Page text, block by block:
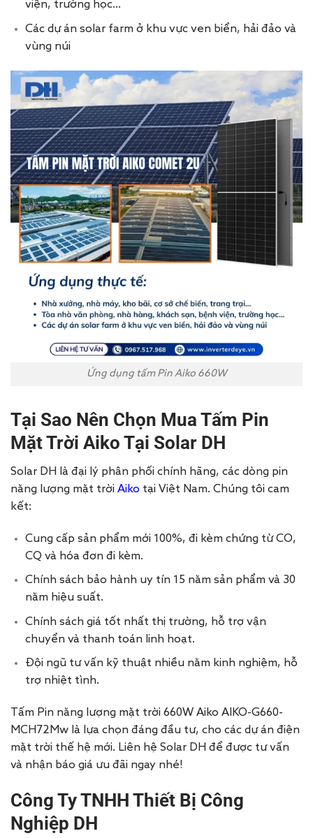
viện, trường học…
Các dự án solar farm ở khu vực ven biển, hải đảo và
vùng núi
Ứng dụng tấm Pin Aiko 660W
Tại Sao Nên Chọn Mua Tấm Pin
Mặt Trời Aiko Tại Solar DH
Solar DH là đại lý phân phối chính hãng, các dòng pin
năng lượng mặt trời Aiko tại Việt Nam. Chúng tôi cam
kết:
Cung cấp sản phẩm mới 100%, đi kèm chứng từ CO,
CQ và hóa đơn đi kèm.
Chính sách bảo hành uy tín 15 năm sản phẩm và 30
năm hiệu suất.
Chính sách giá tốt nhất thị trường, hỗ trợ vận
chuyển và thanh toán linh hoạt.
Đội ngũ tư vấn kỹ thuật nhiều năm kinh nghiệm, hỗ
trợ nhiệt tình.
Tấm Pin năng lượng mặt trời 660W Aiko AIKO-G660-
MCH72Mw là lựa chọn đáng đầu tư, cho các dự án điện
mặt trời thế hệ mới. Liên hệ Solar DH để được tư vấn
và nhận báo giá ưu đãi ngay nhé!
Công Ty TNHH Thiết Bị Công
Nghiệp DH